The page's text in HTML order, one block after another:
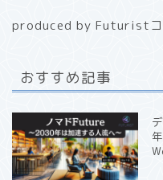
produced by Futuristコ
おすすめ記事